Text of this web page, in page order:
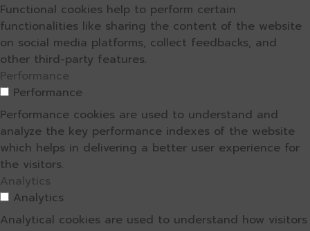
Functional cookies help to perform certain
functionalities like sharing the content of the website
on social media platforms, collect feedbacks, and
other third-party features.
Performance
Performance
Performance cookies are used to understand and
analyze the key performance indexes of the website
which helps in delivering a better user experience for
the visitors.
Analytics
Analytics
Analytical cookies are used to understand how visitors